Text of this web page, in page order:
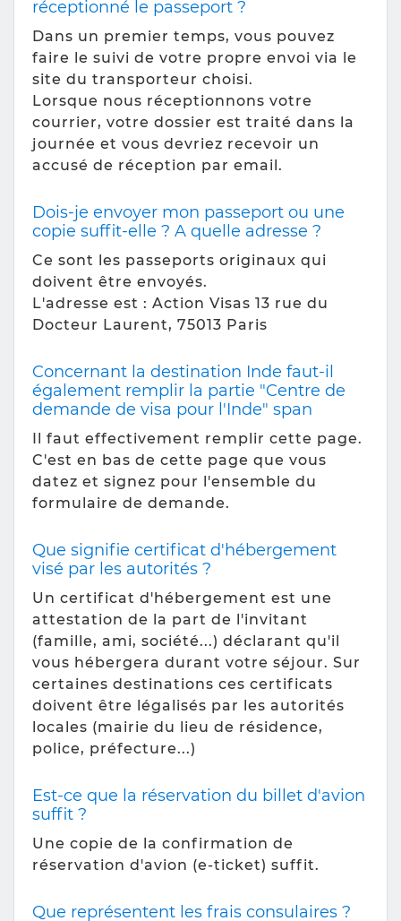
réceptionné le passeport ?
Dans un premier temps, vous pouvez
faire le suivi de votre propre envoi via le
site du transporteur choisi.
Lorsque nous réceptionnons votre
courrier, votre dossier est traité dans la
journée et vous devriez recevoir un
accusé de réception par email.
Dois-je envoyer mon passeport ou une
copie suffit-elle ? A quelle adresse ?
Ce sont les passeports originaux qui
doivent être envoyés.
L'adresse est : Action Visas 13 rue du
Docteur Laurent, 75013 Paris
Concernant la destination Inde faut-il
également remplir la partie "Centre de
demande de visa pour l'Inde" span
Il faut effectivement remplir cette page.
C'est en bas de cette page que vous
datez et signez pour l'ensemble du
formulaire de demande.
Que signifie certificat d'hébergement
visé par les autorités ?
Un certificat d'hébergement est une
attestation de la part de l'invitant
(famille, ami, société...) déclarant qu'il
vous hébergera durant votre séjour. Sur
certaines destinations ces certificats
doivent être légalisés par les autorités
locales (mairie du lieu de résidence,
police, préfecture...)
Est-ce que la réservation du billet d'avion
suffit ?
Une copie de la confirmation de
réservation d'avion (e-ticket) suffit.
Que représentent les frais consulaires ?